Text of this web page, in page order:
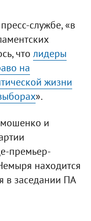
службе, «в
что лидеры
на
жизни
».
и
премьер-
находится
в заседании ПА